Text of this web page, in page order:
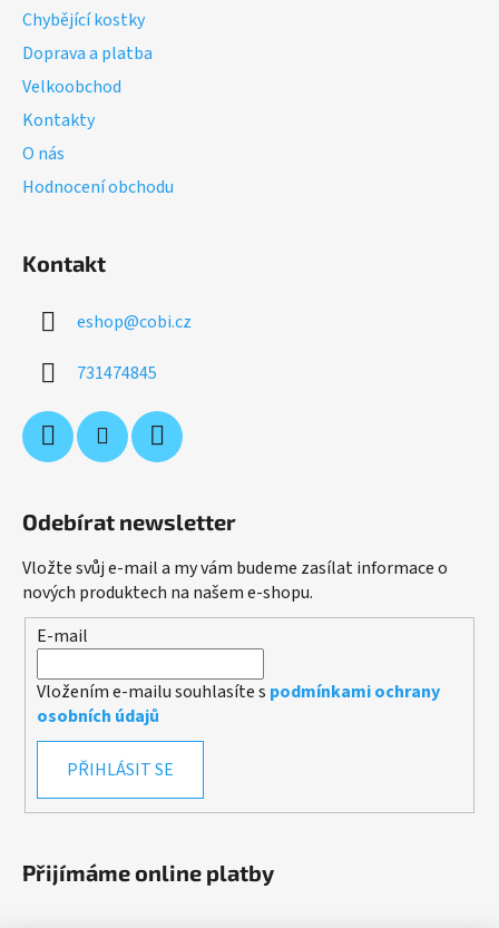
Chybějící kostky
Doprava a platba
Velkoobchod
Kontakty
O nás
Hodnocení obchodu
Kontakt
eshop@cobi.cz
731474845
Odebírat newsletter
Vložte svůj e-mail a my vám budeme zasílat informace o
nových produktech na našem e-shopu.
E-mail
Vložením e-mailu souhlasíte s podmínkami ochrany
osobních údajů
PŘIHLÁSIT SE
Přijímáme online platby